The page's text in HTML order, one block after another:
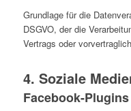
Grundlage für die
DSGVO, der die
Vertrags oder
4. Soziale
Facebook-